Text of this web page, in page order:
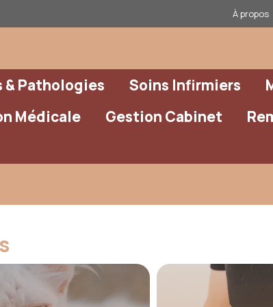
À propos
& Pathologies Soins Infirmiers
Médicale
Gestion Cabinet